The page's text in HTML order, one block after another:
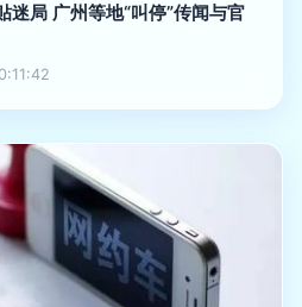
迷局 广州等地“叫停”传闻与官